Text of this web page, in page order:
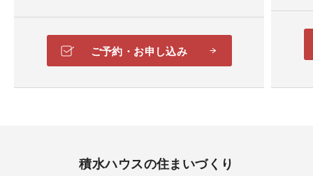
ご予約・お申し込み
積水ハウスの住まいづくり